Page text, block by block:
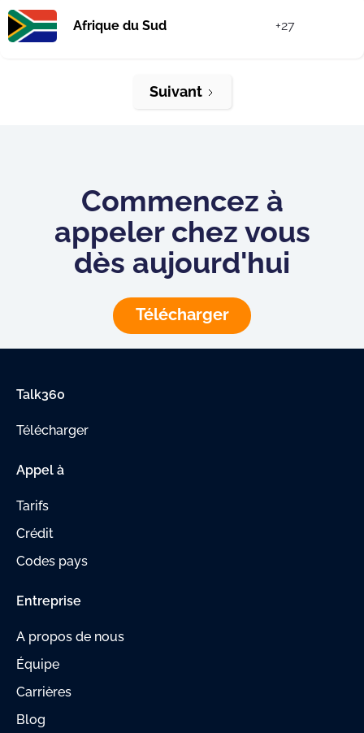
Afrique du Sud +27
Suivant
Commencez à
appeler chez vous
dès aujourd'hui
Télécharger
Talk360
Télécharger
Appel à
Tarifs
Crédit
Codes pays
Entreprise
A propos de nous
Équipe
Carrières
Blog